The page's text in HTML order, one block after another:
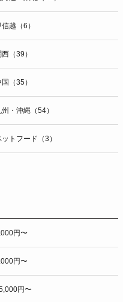
越（6）
（39）
（35）
州・沖縄（54）
ットフード（3）
円〜
円〜
円〜